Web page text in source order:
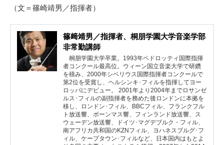
（文＝篠崎靖男／指揮者）
篠﨑靖男／指揮者、桐朋学園大学音楽学部
非常勤講師
桐朋学園大学卒業。1993年ペドロッティ国際指揮
者コンクール最高位。ウィーン国立音楽大学で研鑽
を積み、2000年シベリウス国際指揮者コンクールで
第2位を受賞し、ヘルシンキ･フィルを指揮してヨー
ロッパにデビュー。 2001年より2004年までロサンゼ
ルス･フィルの副指揮者を務めた後ロンドンに本拠を
移し、ロンドン･フィル、BBCフィル、フランクフル
ト放送響、ボーンマス響、フィンランド放送響、ス
ウェーデン放送響、ドイツ･マグデブルク・フィル、
南アフリカ共和国のKZNフィル、ヨハネスブルグ･フ
ィル、ケープタウン･フィルなど、日本国内はもとよ